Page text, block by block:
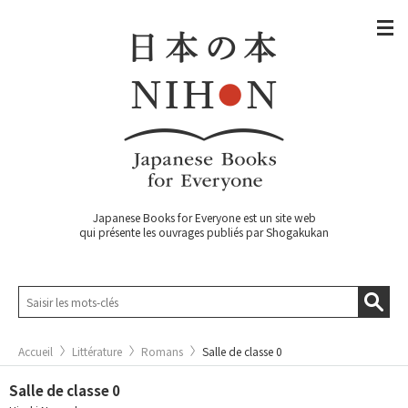
Japanese Books for Everyone est un site web
qui présente les ouvrages publiés par Shogakukan
Accueil Littérature Romans Salle de classe 0
Salle de classe 0